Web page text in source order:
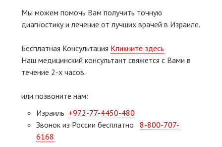
Мы можем помочь Вам получить точную
диагностику и лечение от лучших врачей в Израиле.
Бесплатная Консультация Кликните здесь
Наш медицинский консультант свяжeтся с Вами в
течение 2-х часов.
или позвоните нам:
Израиль +972-77-4450-480
Звонок из России бесплатно 8-800-707-
6168